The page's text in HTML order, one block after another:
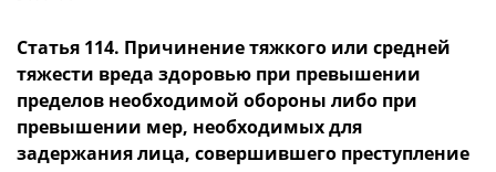
Статья 114. Причинение тяжкого или средней
тяжести вреда здоровью при превышении
пределов необходимой обороны либо при
превышении мер, необходимых для
задержания лица, совершившего преступление